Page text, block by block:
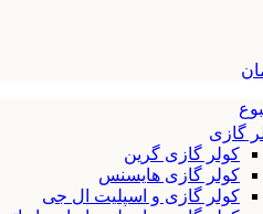
گازی
کولر گازی گرین
کولر گازی هایسنس
کولر گازی و اسپلیت ال جی